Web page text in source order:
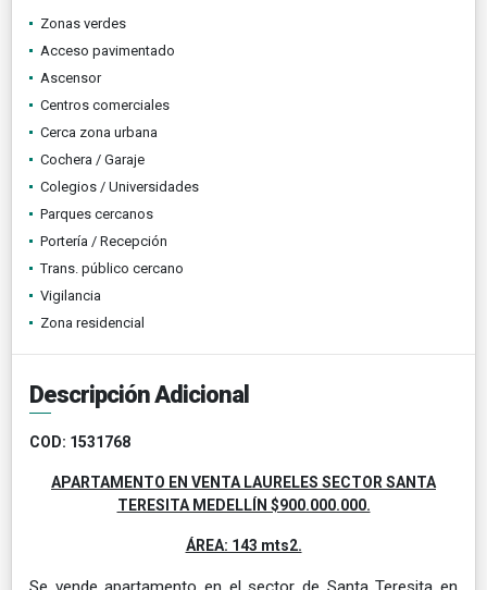
Zonas verdes
Acceso pavimentado
Ascensor
Centros comerciales
Cerca zona urbana
Cochera / Garaje
Colegios / Universidades
Parques cercanos
Portería / Recepción
Trans. público cercano
Vigilancia
Zona residencial
Descripción Adicional
COD: 1531768
APARTAMENTO EN VENTA LAURELES SECTOR SANTA
TERESITA MEDELLÍN $900.000.000.
ÁREA: 143 mts2.